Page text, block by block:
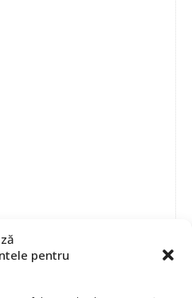
pentru